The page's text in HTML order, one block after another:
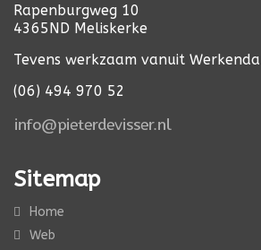
Rapenburgweg 10
4365ND Meliskerke
Tevens werkzaam vanuit
(06) 494 970 52
Sitemap
Home
Web